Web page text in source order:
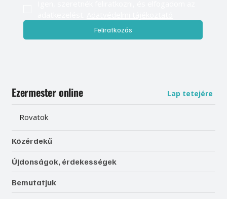
Feliratkozás
Ezermester online Lap tetejére
Rovatok
Közérdekű
Újdonságok, érdekességek
Bemutatjuk